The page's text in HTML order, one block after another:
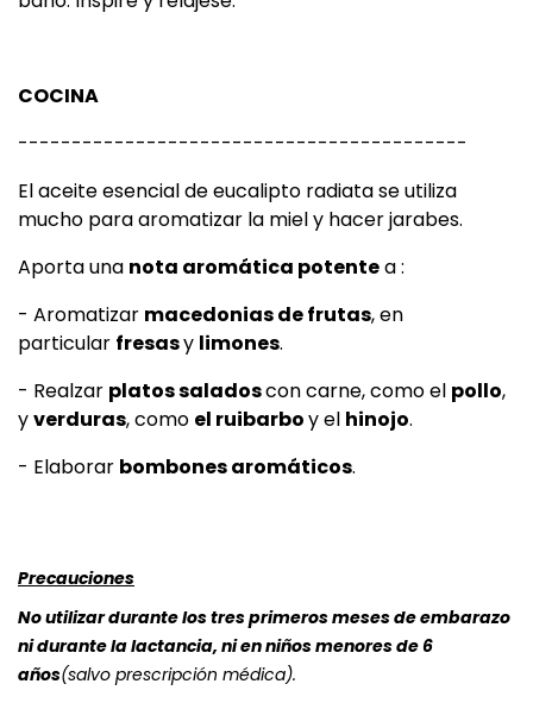
COCINA
------------------------------------------
El aceite esencial de eucalipto radiata se utiliza
mucho para aromatizar la miel y hacer jarabes.
Aporta una nota aromática potentea :
- Aromatizar macedonias de frutas, en
particular fresasy limones.
- Realzar platos saladoscon carne, como el pollo,
yverduras, como el ruibarboy el hinojo.
- Elaborar bombones aromáticos.
Precauciones
No utilizar durante los tres primeros meses de embarazo
ni durante la lactancia, ni en niños menores de 6
años(salvo prescripción médica).